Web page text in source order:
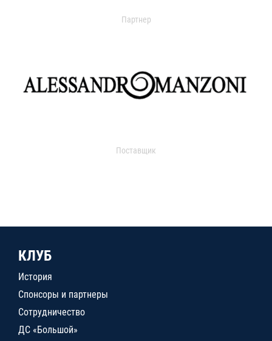
Партнер
Поставщик
КЛУБ
История
Спонсоры и партнеры
Сотрудничество
ДС «Большой»